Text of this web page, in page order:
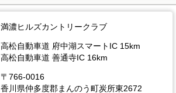
満濃ヒルズカントリークラブ
高松自動車道 府中湖スマートIC 15km
高松自動車道 善通寺IC 16km
〒766-0016
香川県仲多度郡まんのう町炭所東2672